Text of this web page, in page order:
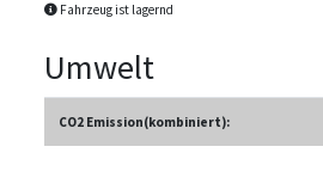
Fahrzeug ist lagernd
Umwelt
CO2 Emission(kombiniert):